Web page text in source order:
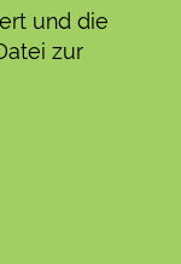
und die
zur